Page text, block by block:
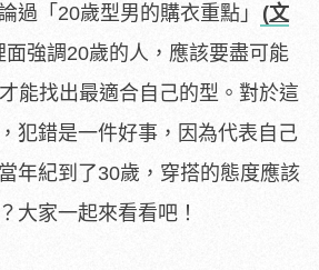
過「20歲型男的購衣重點」 (文
面強調20歲的人，應該要盡可能
能找出最適合自己的型。對於這
犯錯是一件好事，因為代表自己
年紀到了30歲，穿搭的態度應該
大家一起來看看吧！